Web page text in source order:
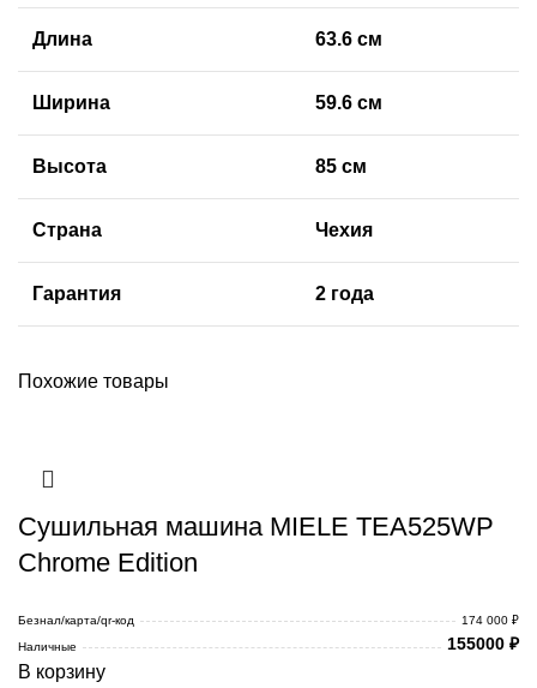
Длина 63.6 см
Ширина 59.6 см
Высота 85 см
Страна Чехия
Гарантия 2 года
Похожие товары
Сушильная машина MIELE TEA525WP
Chrome Edition
Безнал/карта/qr-код
174 000 ₽
Наличные
155000 ₽
В корзину